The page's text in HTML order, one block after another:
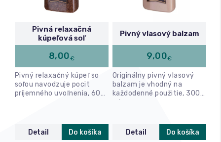
Pivná relaxačná
kúpeľová soľ
8,00€
Pivný relaxačný kúpeľ so
soľou navodzuje pocit
príjemného uvoľnenia, 600
Detail Do košíka
Pivný vlasový balzam
9,00€
Originálny pivný vlasový
balzam je vhodný na
každodenné použitie, 300
ml
Detail Do košíka